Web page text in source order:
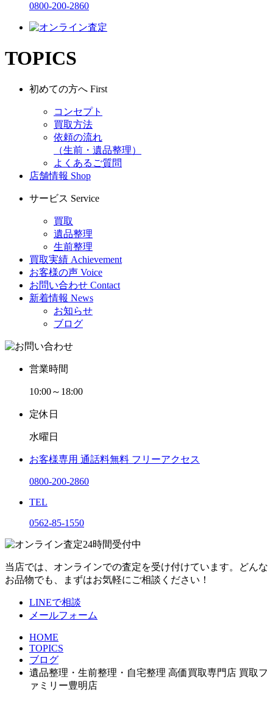
0800-200-2860
TOPICS
初めての方へ First
コンセプト
買取方法
依頼の流れ
（生前・遺品整理）
よくあるご質問
店舗情報 Shop
サービス Service
買取
遺品整理
生前整理
買取実績 Achievement
お客様の声 Voice
お問い合わせ Contact
新着情報 News
お知らせ
ブログ
営業時間
10:00～18:00
定休日
水曜日
お客様専用 通話料無料 フリーアクセス
0800-200-2860
TEL
0562-85-1550
当店では、オンラインでの査定を受け付けています。どんな
お品物でも、まずはお気軽にご相談ください！
LINEで相談
メールフォーム
HOME
TOPICS
ブログ
遺品整理・生前整理・自宅整理 高価買取専門店 買取フ
ァミリー豊明店